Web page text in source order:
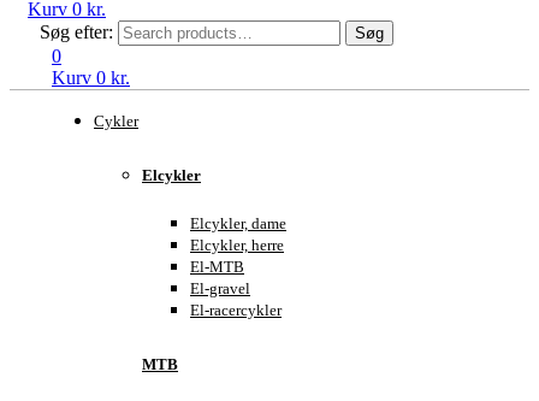
Kurv 0 kr.
Søg efter:
Søg
0
Kurv 0 kr.
Cykler
Elcykler
Elcykler, dame
Elcykler, herre
El-MTB
El-gravel
El-racercykler
MTB